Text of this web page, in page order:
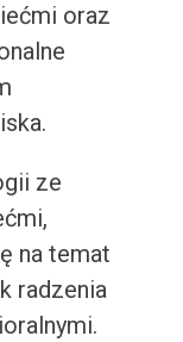
oraz
ze
na temat
radzenia